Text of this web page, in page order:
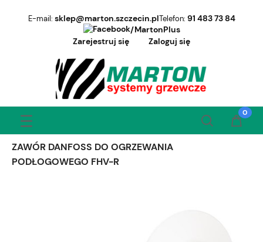
E-mail: sklep@marton.szczecin.plTelefon: 91 483 73 84
/MartonPlus
Zarejestruj się
Zaloguj się
ZAWÓR DANFOSS DO OGRZEWANIA
PODŁOGOWEGO FHV-R